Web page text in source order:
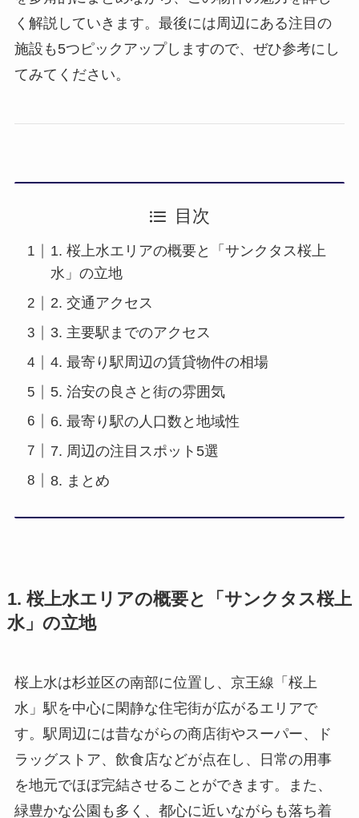
く解説していきます。最後には周辺にある注目の
施設も5つピックアップしますので、ぜひ参考にし
てみてください。
目次
1. 桜上水エリアの概要と「サンクタス桜上
水」の立地
2. 交通アクセス
3. 主要駅までのアクセス
4. 最寄り駅周辺の賃貸物件の相場
5. 治安の良さと街の雰囲気
6. 最寄り駅の人口数と地域性
7. 周辺の注目スポット5選
8. まとめ
1. 桜上水エリアの概要と「サンクタス桜上
水」の立地
桜上水は杉並区の南部に位置し、京王線「桜上
水」駅を中心に閑静な住宅街が広がるエリアで
す。駅周辺には昔ながらの商店街やスーパー、ド
ラッグストア、飲食店などが点在し、日常の用事
を地元でほぼ完結させることができます。また、
緑豊かな公園も多く、都心に近いながらも落ち着